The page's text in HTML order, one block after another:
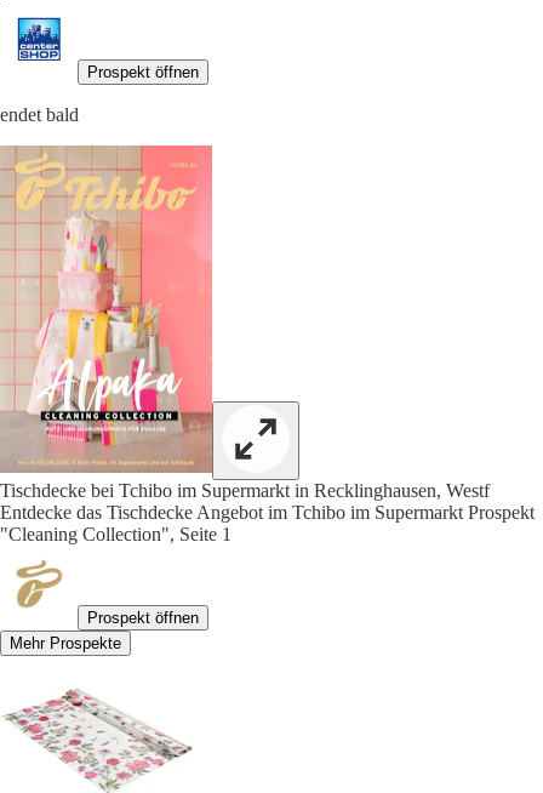
Prospekt öffnen
endet bald
Tischdecke bei Tchibo im Supermarkt in Recklinghausen, Westf
Entdecke das Tischdecke Angebot im Tchibo im Supermarkt Prospekt
"Cleaning Collection", Seite 1
Prospekt öffnen
Mehr Prospekte